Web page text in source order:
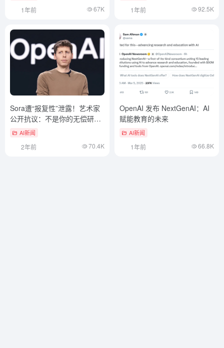
1年前 67K 1年前 92.5K
Sora遭“报复性”泄露！艺术家
公开抗议：不是你的无偿研发
人员AI新闻
2年前 70.4K
OpenAI 发布 NextGenAI：AI
赋能教育的未来
AI新闻
1年前 66.8K